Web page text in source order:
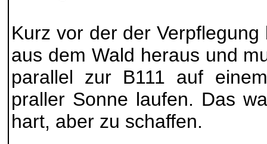
Kurz vor der der
aus dem Wald heraus und
parallel zur B111 auf
praller Sonne laufen. Das
hart, aber zu schaffen.